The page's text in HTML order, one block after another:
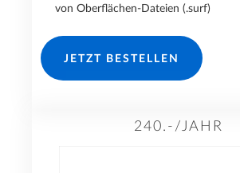
von Oberflächen-Dateien (.surf)
JETZT BESTELLEN
240.-/JAHR